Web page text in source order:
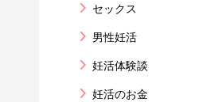
セックス
男性妊活
妊活体験談
妊活のお金